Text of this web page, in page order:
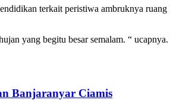
terkait peristiwa ambruknya
yang begitu besar semalam. “
Banjaranyar Ciamis